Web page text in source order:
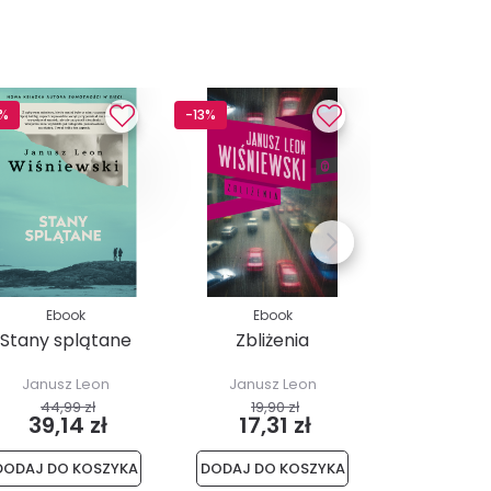
Ebook
Stany splątane
Janusz Leon
Wiśniewski
44,99 zł
39,14 zł
DO KOSZYKA
-13%
Ebook
Zbliżenia
Janusz Leon
Wiśniewski
19,90 zł
17,31 zł
DODAJ DO KOSZYKA